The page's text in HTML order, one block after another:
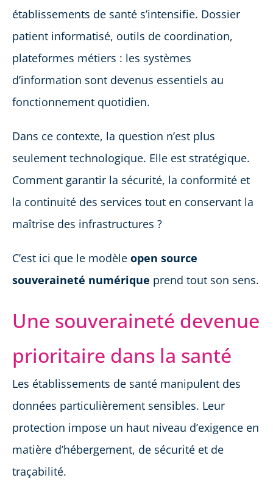
établissements de santé s’intensifie. Dossier
patient informatisé, outils de coordination,
plateformes métiers : les systèmes
d’information sont devenus essentiels au
fonctionnement quotidien.
Dans ce contexte, la question n’est plus
seulement technologique. Elle est stratégique.
Comment garantir la sécurité, la conformité et
la continuité des services tout en conservant la
maîtrise des infrastructures ?
C’est ici que le modèle open source
souveraineté numérique prend tout son sens.
Une souveraineté devenue
prioritaire dans la santé
Les établissements de santé manipulent des
données particulièrement sensibles. Leur
protection impose un haut niveau d’exigence en
matière d’hébergement, de sécurité et de
traçabilité.